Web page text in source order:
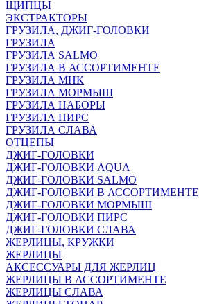
ЩИПЦЫ
ЭКСТРАКТОРЫ
ГРУЗИЛА, ДЖИГ-ГОЛОВКИ
ГРУЗИЛА
ГРУЗИЛА SALMO
ГРУЗИЛА В АССОРТИМЕНТЕ
ГРУЗИЛА МНК
ГРУЗИЛА МОРМЫШ
ГРУЗИЛА НАБОРЫ
ГРУЗИЛА ПИРС
ГРУЗИЛА СЛАВА
ОТЦЕПЫ
ДЖИГ-ГОЛОВКИ
ДЖИГ-ГОЛОВКИ AQUA
ДЖИГ-ГОЛОВКИ SALMO
ДЖИГ-ГОЛОВКИ В АССОРТИМЕНТЕ
ДЖИГ-ГОЛОВКИ МОРМЫШ
ДЖИГ-ГОЛОВКИ ПИРС
ДЖИГ-ГОЛОВКИ СЛАВА
ЖЕРЛИЦЫ, КРУЖКИ
ЖЕРЛИЦЫ
АКСЕССУАРЫ ДЛЯ ЖЕРЛИЦ
ЖЕРЛИЦЫ В АССОРТИМЕНТЕ
ЖЕРЛИЦЫ СЛАВА